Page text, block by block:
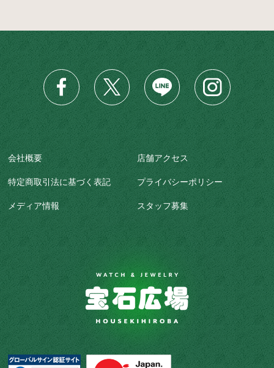
会社概要 店舗アクセス
特定商取引法に基づく表記 プライバシーポリシー
メディア情報 スタッフ募集